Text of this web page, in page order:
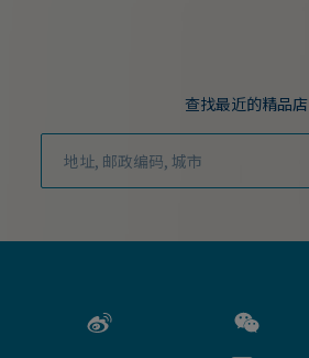
查找最近的精品店